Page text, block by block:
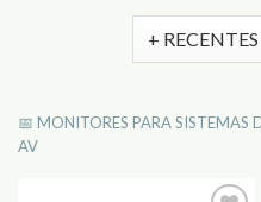
📅 MONITORES PARA SISTEMAS
AV